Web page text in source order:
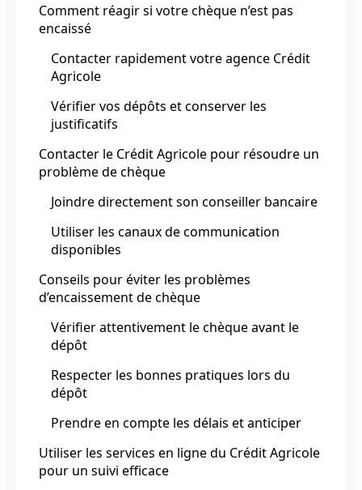
Comment réagir si votre chèque n’est pas
encaissé
Contacter rapidement votre agence Crédit
Agricole
Vérifier vos dépôts et conserver les
justificatifs
Contacter le Crédit Agricole pour résoudre un
problème de chèque
Joindre directement son conseiller bancaire
Utiliser les canaux de communication
disponibles
Conseils pour éviter les problèmes
d’encaissement de chèque
Vérifier attentivement le chèque avant le
dépôt
Respecter les bonnes pratiques lors du
dépôt
Prendre en compte les délais et anticiper
Utiliser les services en ligne du Crédit Agricole
pour un suivi efficace